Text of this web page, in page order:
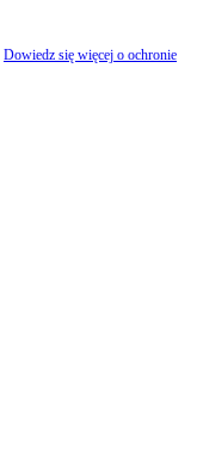
Dowiedz się więcej o ochronie